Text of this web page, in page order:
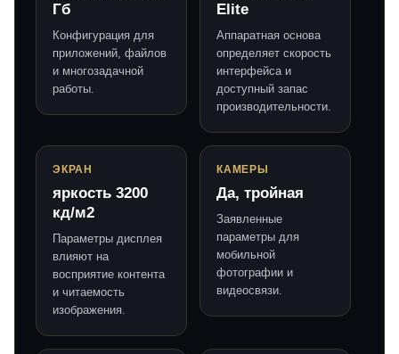
Гб
Конфигурация для
приложений, файлов
и многозадачной
работы.
Elite
Аппаратная основа
определяет скорость
интерфейса и
доступный запас
производительности.
ЭКРАН
яркость 3200
кд/м2
Параметры дисплея
влияют на
восприятие контента
и читаемость
изображения.
КАМЕРЫ
Да, тройная
Заявленные
параметры для
мобильной
фотографии и
видеосвязи.